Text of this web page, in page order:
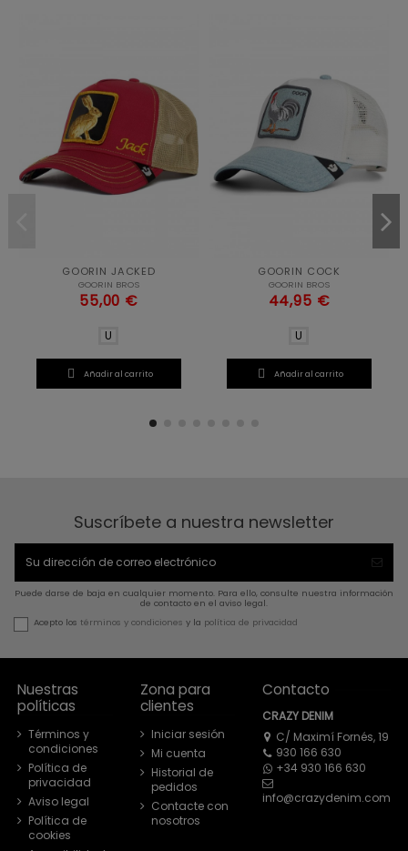
GOORIN JACKED
GOORIN BROS
55,00 €
U
 Añadir al carrito
GOORIN COCK
GOORIN BROS
44,95 €
U
 Añadir al carrito
Suscríbete a nuestra newsletter
Puede darse de baja en cualquier momento. Para ello, consulte nuestra información
de contacto en el aviso legal.
Acepto los términos y condiciones y la política de privacidad
Nuestras
políticas
Términos y
condiciones
Política de
privacidad
Aviso legal
Política de
cookies
Zona para
clientes
Iniciar sesión
Mi cuenta
Historial de
pedidos
Contacte con
nosotros
Contacto
CRAZY DENIM
C/ Maximí Fornés, 19
930 166 630
+34 930 166 630
info@crazydenim.com